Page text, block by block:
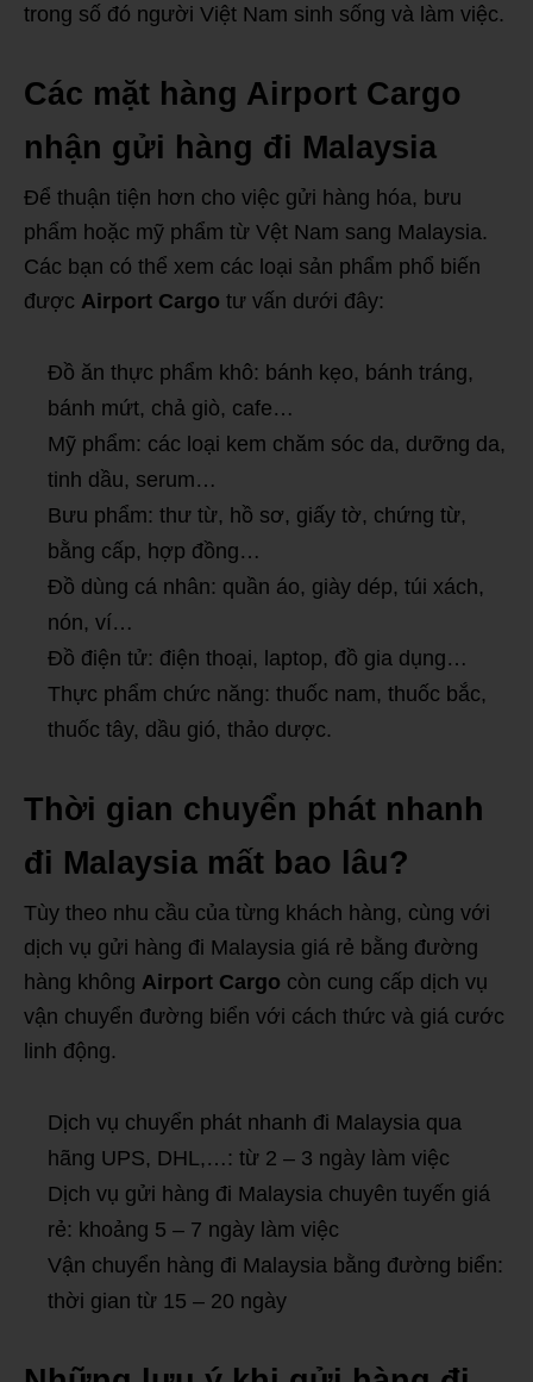
trong số đó người Việt Nam sinh sống và làm việc.
Các mặt hàng Airport Cargo
nhận gửi hàng đi Malaysia
Để thuận tiện hơn cho việc gửi hàng hóa, bưu
phẩm hoặc mỹ phẩm từ Vệt Nam sang Malaysia.
Các bạn có thể xem các loại sản phẩm phổ biến
được Airport Cargo tư vấn dưới đây:
Đồ ăn thực phẩm khô: bánh kẹo, bánh tráng,
bánh mứt, chả giò, cafe…
Mỹ phẩm: các loại kem chăm sóc da, dưỡng da,
tinh dầu, serum…
Bưu phẩm: thư từ, hồ sơ, giấy tờ, chứng từ,
bằng cấp, hợp đồng…
Đồ dùng cá nhân: quần áo, giày dép, túi xách,
nón, ví…
Đồ điện tử: điện thoại, laptop, đồ gia dụng…
Thực phẩm chức năng: thuốc nam, thuốc bắc,
thuốc tây, dầu gió, thảo dược.
Thời gian chuyển phát nhanh
đi Malaysia mất bao lâu?
Tùy theo nhu cầu của từng khách hàng, cùng với
dịch vụ gửi hàng đi Malaysia giá rẻ bằng đường
hàng không Airport Cargo còn cung cấp dịch vụ
vận chuyển đường biển với cách thức và giá cước
linh động.
Dịch vụ chuyển phát nhanh đi Malaysia qua
hãng UPS, DHL,…: từ 2 – 3 ngày làm việc
Dịch vụ gửi hàng đi Malaysia chuyên tuyến giá
rẻ: khoảng 5 – 7 ngày làm việc
Vận chuyển hàng đi Malaysia bằng đường biển:
thời gian từ 15 – 20 ngày